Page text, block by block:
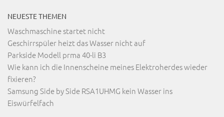
NEUESTE THEMEN
Waschmaschine startet nicht
Geschirrspüler heizt das Wasser nicht auf
Parkside Modell prma 40-li B3
Wie kann ich die Innenscheine meines Elektroherdes wieder
fixieren?
Samsung Side by Side RSA1UHMG kein Wasser ins
Eiswürfelfach